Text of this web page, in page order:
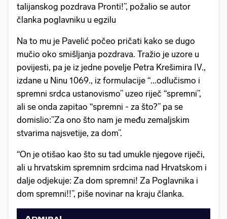
talijanskog pozdrava Pronti!”, požalio se autor
članka poglavniku u egzilu
Na to mu je Pavelić počeo pričati kako se dugo
mučio oko smišljanja pozdrava. Tražio je uzore u
povijesti, pa je iz jedne povelje Petra Krešimira IV.,
izdane u Ninu 1069., iz formulacije “...odlučismo i
spremni srdca ustanovismo” uzeo riječ “spremni”,
ali se onda zapitao “spremni - za što?” pa se
domislio:”Za ono što nam je među zemaljskim
stvarima najsvetije, za dom”.
“On je otišao kao što su tad umukle njegove riječi,
ali u hrvatskim spremnim srdcima nad Hrvatskom i
dalje odjekuje: Za dom spremni! Za Poglavnika i
dom spremni!!”, piše novinar na kraju članka.